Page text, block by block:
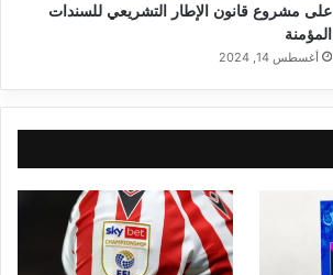
على مشروع قانون الإطار التشريعي للسندات
المؤمنة
أغسطس 14, 2024